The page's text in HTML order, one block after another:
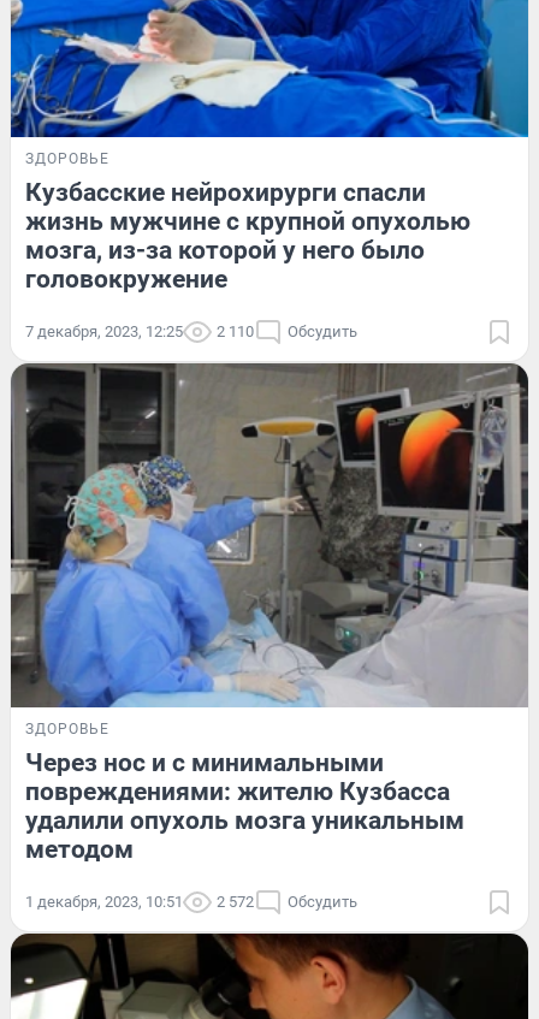
ЗДОРОВЬЕ
Кузбасские нейрохирурги спасли
жизнь мужчине с крупной опухолью
мозга, из-за которой у него было
головокружение
7 декабря, 2023, 12:25 2 110 Обсудить
ЗДОРОВЬЕ
Через нос и с минимальными
повреждениями: жителю Кузбасса
удалили опухоль мозга уникальным
методом
1 декабря, 2023, 10:51 2 572 Обсудить